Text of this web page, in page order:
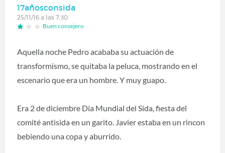
17añosconsida
25/11/16 a las 7:30
Buen consejero
Aquella noche Pedro acababa su actuación de
transformismo, se quitaba la peluca, mostrando en el
escenario que era un hombre. Y muy guapo.
Era 2 de diciembre Día Mundial del Sida, fiesta del
comité antisida en un garito. Javier estaba en un rincon
bebiendo una copa y aburrido.